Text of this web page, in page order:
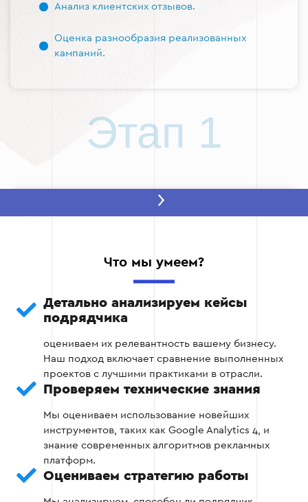
Анализ клиентских отзывов.
Оценка разнообразия реализованных
кампаний.
Этап 1
Этап 2: Проверка технической
навыков подрядчика:
Использует ли он современные
инструменты аналитики и оптимизации?
Знаком с платформами Google Ads, Meta
Ads и другими популярными сервисами?
Имеет ли сертификации, подтверждающие
Этап 2
Что мы умеем?
Детально анализируем кейсы
подрядчика
оцениваем их релевантность вашему бизнесу.
Наш подход включает сравнение выполненных
проектов с лучшими практиками в отрасли.
Проверяем технические знания
Мы оцениваем использование новейших
инструментов, таких как Google Analytics 4, и
знание современных алгоритмов рекламных
платформ.
Оцениваем стратегию работы